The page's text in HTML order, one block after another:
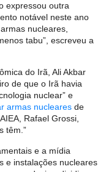
expressou outra
notável neste ano
nucleares,
tabu”, escreveu a
do Irã, Ali Akbar
de que o Irã havia
nuclear” e
armas nucleares de
Rafael Grossi,
têm.”
e a mídia
e instalações nucleares